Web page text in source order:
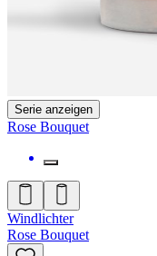
Serie anzeigen
Rose Bouquet
Windlichter
Rose Bouquet